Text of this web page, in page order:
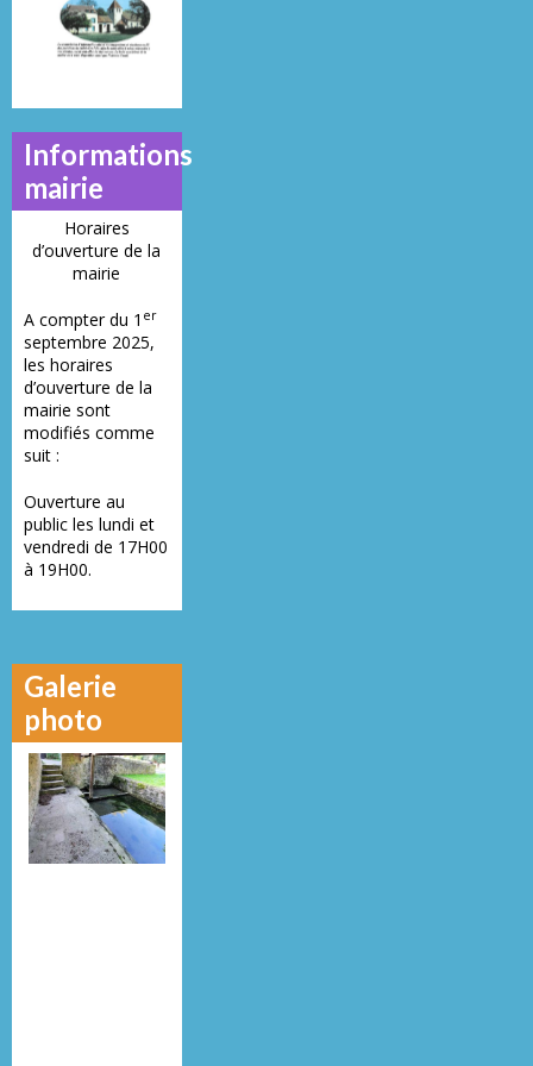
Informations
mairie
Horaires
d’ouverture de la
mairie
A compter du 1 er
septembre 2025,
les horaires
d’ouverture de la
mairie sont
modifiés comme
suit :
Ouverture au
public les lundi et
vendredi de 17H00
à 19H00.
Galerie
photo